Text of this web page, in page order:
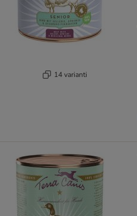
14 varianti